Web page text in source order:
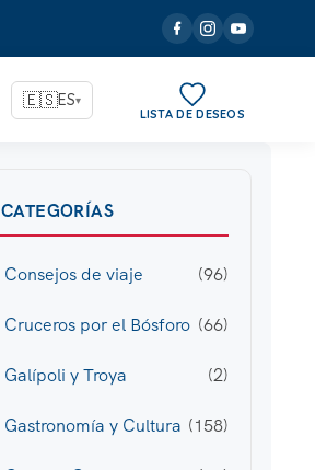
🇪🇸ES▾
LISTA DE DESEOS
CATEGORÍAS
Consejos de viaje (96)
Cruceros por el Bósforo (66)
Galípoli y Troya (2)
Gastronomía y Cultura (158)